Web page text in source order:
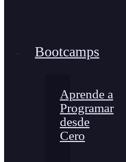
Bootcamps
Aprende a
Programar
desde
Cero